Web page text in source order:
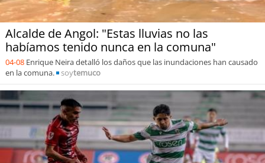
Alcalde de Angol: "Estas lluvias no las
habíamos tenido nunca en la comuna"
04-08 Enrique Neira detalló los daños que las inundaciones han causado
en la comuna.
soytemuco